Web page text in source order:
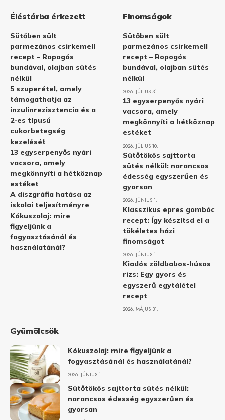
Éléstárba érkezett
Sütőben sült
parmezános csirkemell
recept – Ropogós
bundával, olajban sütés
nélkül
5 szuperétel, amely
támogathatja az
inzulinrezisztencia és a
2-es típusú
cukorbetegség
kezelését
13 egyserpenyős nyári
vacsora, amely
megkönnyíti a hétköznap
estéket
A diszgráfia hatása az
iskolai teljesítményre
Kókuszolaj: mire
figyeljünk a
fogyasztásánál és
használatánál?
Finomságok
Sütőben sült
parmezános csirkemell
recept – Ropogós
bundával, olajban sütés
nélkül
2026. JÚLIUS 31.
13 egyserpenyős nyári
vacsora, amely
megkönnyíti a hétköznap
estéket
2026. JÚLIUS 10.
Sütőtökös sajttorta
sütés nélkül: narancsos
édesség egyszerűen és
gyorsan
2026. JÚNIUS 1.
Klasszikus epres gombóc
recept: Így készítsd el a
tökéletes házi
finomságot
2026. JÚNIUS 1.
Kiadós zöldbabos-húsos
rizs: Egy gyors és
egyszerű egytálétel
recept
2026. MÁJUS 31.
Gyümölcsök
Kókuszolaj: mire figyeljünk a
fogyasztásánál és használatánál?
2026. JÚNIUS 1.
Sütőtökös sajttorta sütés nélkül:
narancsos édesség egyszerűen és
gyorsan